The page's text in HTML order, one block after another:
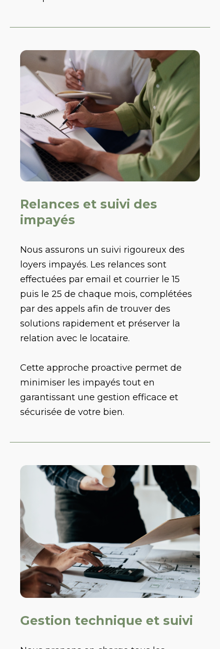
Relances et suivi des
impayés
Nous assurons un suivi rigoureux des
loyers impayés. Les relances sont
effectuées par email et courrier le 15
puis le 25 de chaque mois, complétées
par des appels afin de trouver des
solutions rapidement et préserver la
relation avec le locataire.
Cette approche proactive permet de
minimiser les impayés tout en
garantissant une gestion efficace et
sécurisée de votre bien.
Gestion technique et suivi